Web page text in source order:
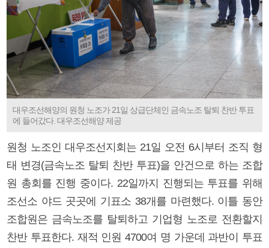
대우조선해양의 원청 노조가 21일 상급단체인 금속노조 탈퇴 찬반 투표
에 들어갔다. 대우조선해양 제공
원청 노조인 대우조선지회는 21일 오전 6시부터 조직 형
태 변경(금속노조 탈퇴 찬반 투표)을 안건으로 하는 조합
원 총회를 진행 중이다. 22일까지 진행되는 투표를 위해
조선소 야드 곳곳에 기표소 38개를 마련했다. 이틀 동안
조합원은 금속노조를 탈퇴하고 기업형 노조로 전환할지
찬반 투표한다. 재적 인원 4700여 명 가운데 과반이 투표